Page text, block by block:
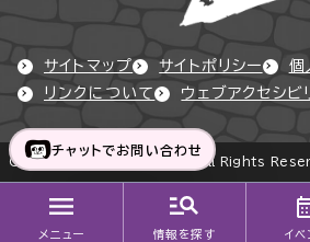
メニュー 情報を探す イベ
サイトマップ サイトポリシー
個
リンクについて
ウェブアクセシビ
Copyright © Okazaki City All Rights
チャットでお問い合わせ